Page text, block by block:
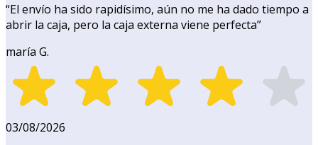
“El envío ha sido rapidísimo, aún no me ha dado tiempo a
abrir la caja, pero la caja externa viene perfecta”
maría G.
03/08/2026